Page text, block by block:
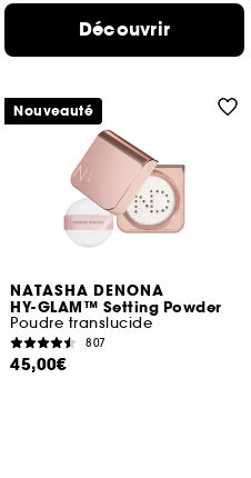
Découvrir
NATASHA DENONA
HY-GLAM™ Setting Powder
Poudre translucide
807
45,00€
Nouveauté